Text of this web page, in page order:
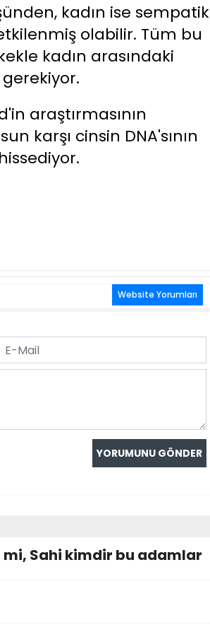
kadın ise sempatik
olabilir. Tüm bu
kadın arasındaki
araştırmasının
karşı cinsin DNA'sının
Website Yorumları
mi, Sahi kimdir bu adamlar